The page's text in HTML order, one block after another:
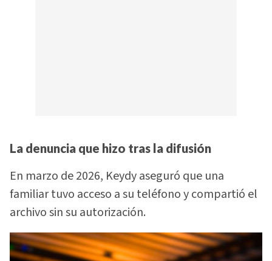
La denuncia que hizo tras la difusión
En marzo de 2026, Keydy aseguró que una
familiar tuvo acceso a su teléfono y compartió el
archivo sin su autorización.